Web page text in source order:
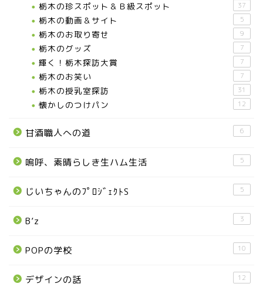
栃木の珍スポット＆Ｂ級スポット 37
栃木の動画＆サイト 5
栃木のお取り寄せ 9
栃木のグッズ 7
輝く！栃木探訪大賞 7
栃木のお笑い 7
栃木の授乳室探訪 31
懐かしのつけパン 12
甘酒職人への道 6
嗚呼、素晴らしき生ハム生活 5
じいちゃんのﾌﾟﾛｼﾞｪｸﾄS 5
B’z 3
POPの学校 10
デザインの話 12